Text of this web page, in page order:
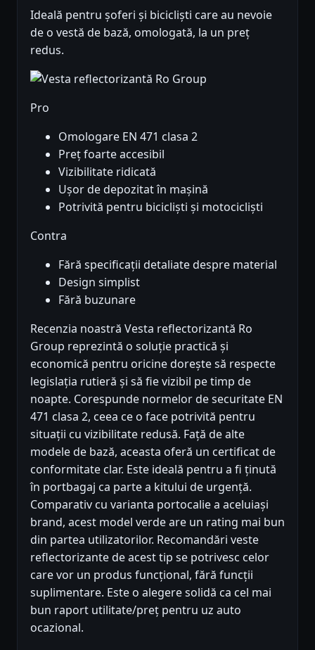
Ideală pentru șoferi și bicicliști care au nevoie
de o vestă de bază, omologată, la un preț
redus.
Pro
Omologare EN 471 clasa 2
Preț foarte accesibil
Vizibilitate ridicată
Ușor de depozitat în mașină
Potrivită pentru bicicliști și motocicliști
Contra
Fără specificații detaliate despre material
Design simplist
Fără buzunare
Recenzia noastră Vesta reflectorizantă Ro
Group reprezintă o soluție practică și
economică pentru oricine dorește să respecte
legislația rutieră și să fie vizibil pe timp de
noapte. Corespunde normelor de securitate EN
471 clasa 2, ceea ce o face potrivită pentru
situații cu vizibilitate redusă. Față de alte
modele de bază, aceasta oferă un certificat de
conformitate clar. Este ideală pentru a fi ținută
în portbagaj ca parte a kitului de urgență.
Comparativ cu varianta portocalie a aceluiași
brand, acest model verde are un rating mai bun
din partea utilizatorilor. Recomandări veste
reflectorizante de acest tip se potrivesc celor
care vor un produs funcțional, fără funcții
suplimentare. Este o alegere solidă ca cel mai
bun raport utilitate/preț pentru uz auto
ocazional.